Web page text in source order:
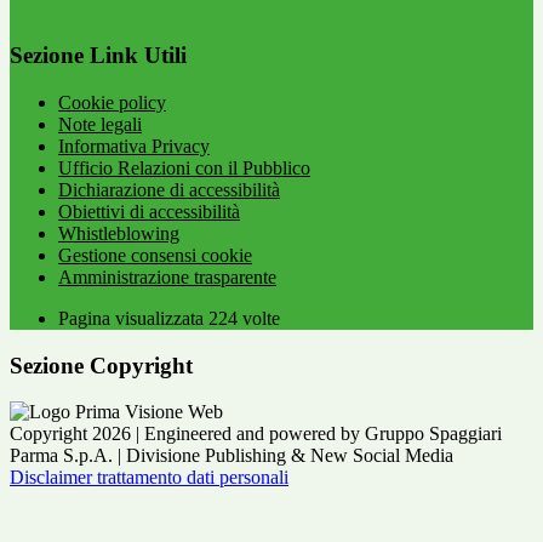
Sezione Link Utili
Cookie policy
Note legali
Informativa Privacy
Ufficio Relazioni con il Pubblico
Dichiarazione di accessibilità
Obiettivi di accessibilità
Whistleblowing
Gestione consensi cookie
Amministrazione trasparente
Pagina visualizzata 224 volte
Sezione Copyright
Copyright 2026 | Engineered and powered by Gruppo Spaggiari
Parma S.p.A. | Divisione Publishing & New Social Media
Disclaimer trattamento dati personali